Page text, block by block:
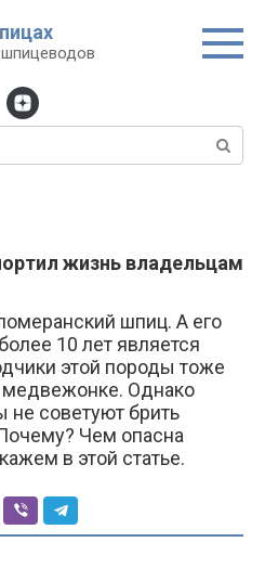
жизнь владельцам
шпиц. А его
10 лет является
этой породы тоже
Однако
не советуют брить
Чем опасна
в этой статье.